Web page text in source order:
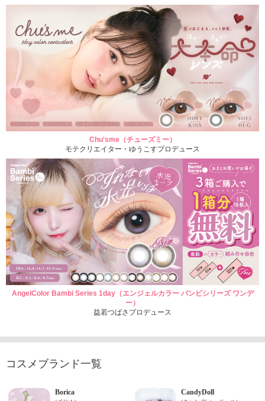
Chu'sme（チューズミー）
モテクリエイター・ゆうこすプロデュース
AngelColor Bambi Series 1day（エンジェルカラー バンビシリーズ ワンデ
ー）
益若つばさプロデュース
コスメブランド一覧